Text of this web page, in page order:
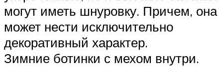
могут иметь шнуровку. Причем, она
может нести исключительно
декоративный характер.
Зимние ботинки с мехом внутри.